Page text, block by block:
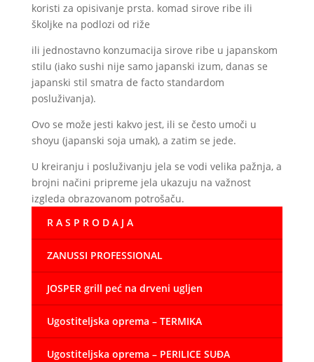
koristi za opisivanje prsta. komad sirove ribe ili
školjke na podlozi od riže
ili jednostavno konzumacija sirove ribe u japanskom
stilu (iako sushi nije samo japanski izum, danas se
japanski stil smatra de facto standardom
posluživanja).
Ovo se može jesti kakvo jest, ili se često umoči u
shoyu (japanski soja umak), a zatim se jede.
U kreiranju i posluživanju jela se vodi velika pažnja, a
brojni načini pripreme jela ukazuju na važnost
izgleda obrazovanom potrošaču.
R A S P R O D A J A
ZANUSSI PROFESSIONAL
JOSPER grill peć na drveni ugljen
Ugostiteljska oprema – TERMIKA
Ugostiteljska oprema – PERILICE SUĐA